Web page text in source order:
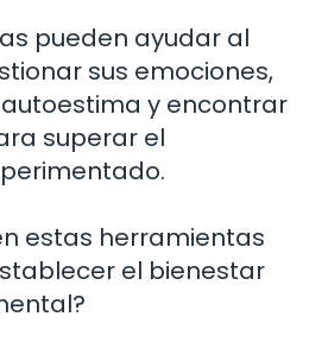
pueden ayudar al
sus emociones,
y encontrar
superar el
estas herramientas
el bienestar